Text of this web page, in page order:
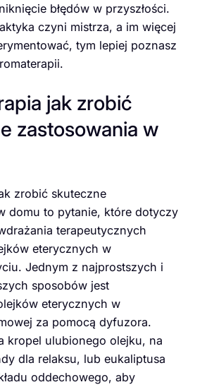
błędów w przyszłości.
czyni mistrza, a im więcej
tym lepiej poznasz
jak zrobić
zastosowania w
zrobić skuteczne
domu to pytanie, które dotyczy
terapeutycznych
eterycznych w
Jednym z najprostszych i
sposobów jest
eterycznych w
za pomocą dyfuzora.
kropel ulubionego olejku, na
dla relaksu, lub eukaliptusa
oddechowego, aby